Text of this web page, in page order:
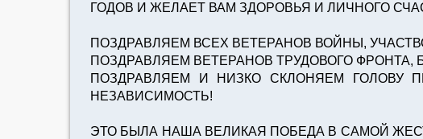
ГОДОВ И ЖЕЛАЕТ ВАМ ЗДОРОВЬЯ И ЛИЧНОГО
ПОЗДРАВЛЯЕМ ВСЕХ ВЕТЕРАНОВ ВОЙНЫ,
ПОЗДРАВЛЯЕМ ВЕТЕРАНОВ ТРУДОВОГО
ПОЗДРАВЛЯЕМ И НИЗКО СКЛОНЯЕМ
НЕЗАВИСИМОСТЬ!
ЭТО БЫЛА НАША ВЕЛИКАЯ ПОБЕДА В САМОЙ